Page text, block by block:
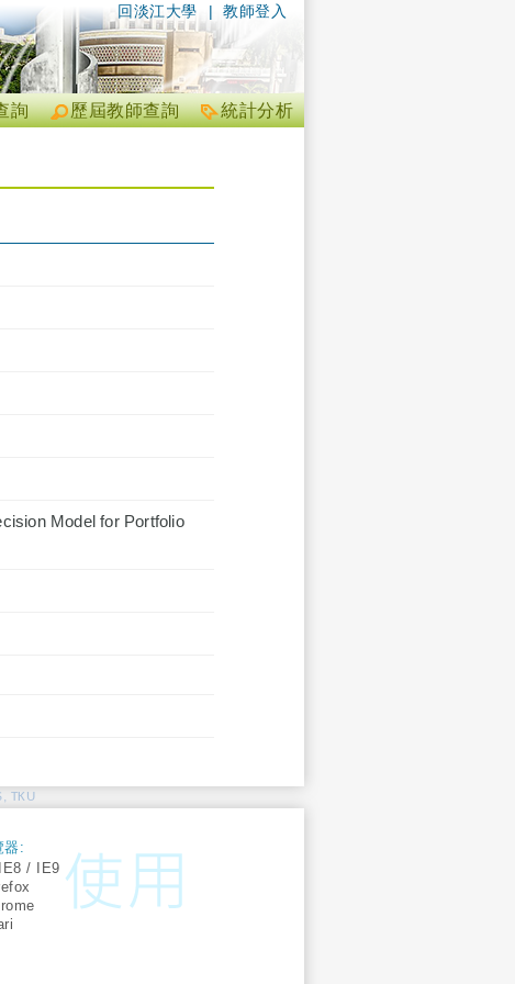
| 教師登入
回淡江大學
統計分析
歷屆教師查詢
詢
Model for Portfolio
TKU
器:
/ IE9